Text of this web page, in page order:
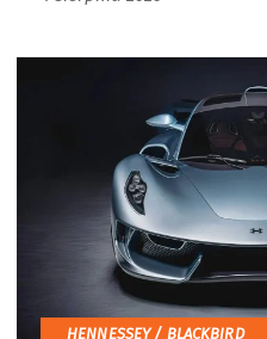
HENNESSEY / BLACKBIRD